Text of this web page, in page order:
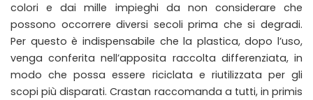
colori e dai mille impieghi da non considerare che
possono occorrere diversi secoli prima che si degradi.
Per questo è indispensabile che la plastica, dopo l’uso,
venga conferita nell’apposita raccolta differenziata, in
modo che possa essere riciclata e riutilizzata per gli
scopi più disparati. Crastan raccomanda a tutti, in primis